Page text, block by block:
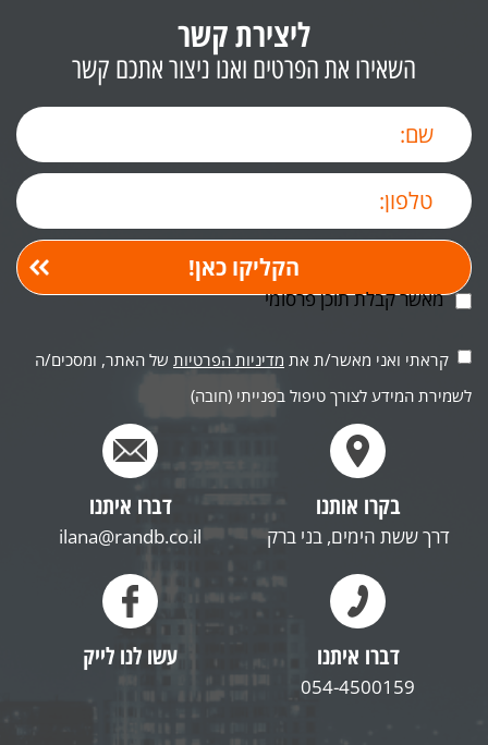
ליצירת קשר
השאירו את הפרטים ואנו ניצור אתכם קשר
מאשר קבלת תוכן פרסומי
קראתי ואני מאשר/ת את מדיניות הפרטיות של האתר, ומסכים/ה
לשמירת המידע לצורך טיפול בפנייתי (חובה)
בקרו אותנו
דרך ששת הימים, בני ברק
דברו איתנו
ilana@randb.co.il
דברו איתנו
054-4500159
עשו לנו לייק